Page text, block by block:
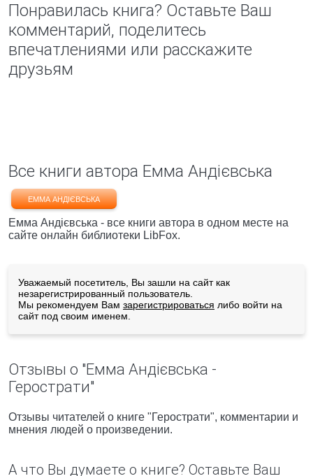
Понравилась книга? Оставьте Ваш
комментарий, поделитесь
впечатлениями или расскажите
друзьям
Все книги автора Емма Андієвська
ЕММА АНДІЄВСЬКА
Емма Андієвська - все книги автора в одном месте на
сайте онлайн библиотеки LibFox.
Уважаемый посетитель, Вы зашли на сайт как
незарегистрированный пользователь.
Мы рекомендуем Вам зарегистрироваться либо войти на
сайт под своим именем.
Отзывы о "Емма Андієвська -
Герострати"
Отзывы читателей о книге "Герострати", комментарии и
мнения людей о произведении.
А что Вы думаете о книге? Оставьте Ваш